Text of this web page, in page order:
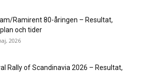
Ramirent 80-åringen – Resultat,
och tider
2026
Rally of Scandinavia 2026 – Resultat,